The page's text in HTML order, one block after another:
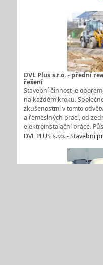
DVL Plus s.r.o. - přední
řešení
Stavební činnost je
na každém kroku.
zkušenostmi v tomto
a řemeslných prací, od
elektroinstalační práce.
DVL PLUS s.r.o. - Stavební